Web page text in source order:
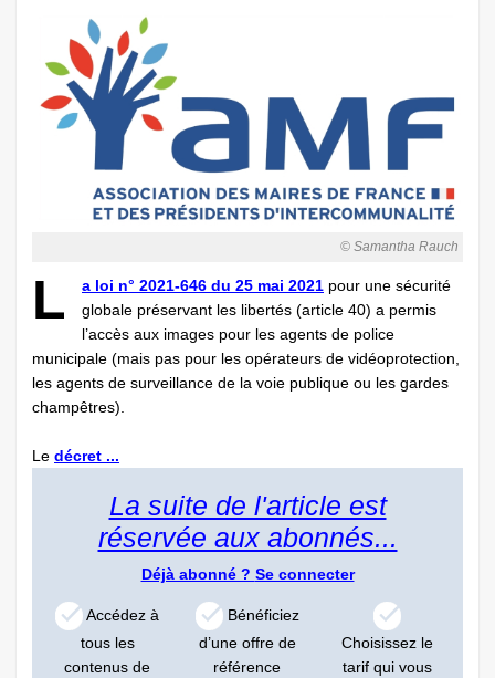
© Samantha Rauch
L a loi n° 2021-646 du 25 mai 2021 pour une sécurité
globale préservant les libertés (article 40) a permis
l’accès aux images pour les agents de police
municipale (mais pas pour les opérateurs de vidéoprotection,
les agents de surveillance de la voie publique ou les gardes
champêtres).
Le décret ...
La suite de l'article est
réservée aux abonnés...
Déjà abonné ? Se connecter
Accédez à
tous les
contenus de
Bénéficiez
d’une offre de
référence
Choisissez le
tarif qui vous